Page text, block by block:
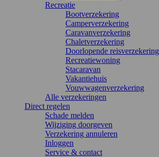
Recreatie
Bootverzekering
Camperverzekering
Caravanverzekering
Chaletverzekering
Doorlopende reisverzekering
Recreatiewoning
Stacaravan
Vakantiehuis
Vouwwagenverzekering
Alle verzekeringen
Direct regelen
Schade melden
Wijziging doorgeven
Verzekering annuleren
Inloggen
Service & contact